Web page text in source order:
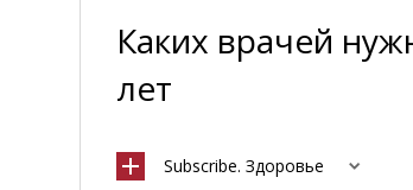
Каких врачей
лет
Subscribe. Здоровье